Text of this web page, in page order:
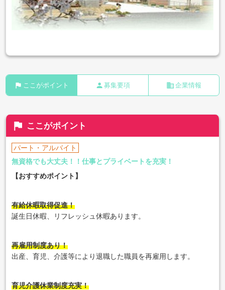
flag ここがポイント person 募集要項 business 企業情報
flag ここがポイント
パート・アルバイト
無資格でも大丈夫！！仕事とプライベートを充実！
【おすすめポイント】
有給休暇取得促進！
誕生日休暇、リフレッシュ休暇あります。
再雇用制度あり！
出産、育児、介護等により退職した職員を再雇用します。
育児介護休業制度充実！